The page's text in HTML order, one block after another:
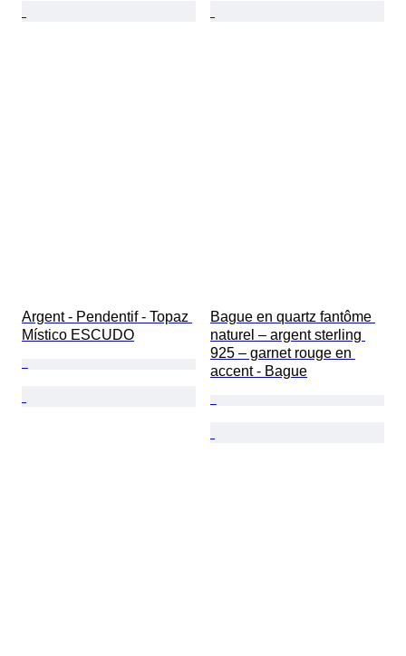
Argent - Pendentif - Topaz
Místico ESCUDO
Bague en quartz fantôme
naturel – argent sterling
925 – garnet rouge en
accent - Bague